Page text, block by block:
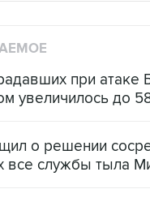
при
увеличилось до
о решении
все службы тыла